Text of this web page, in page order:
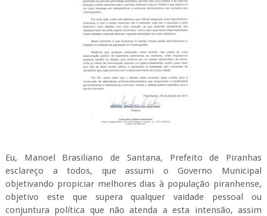
Eu, Manoel Brasiliano de Santana, Prefeito de Piranhas
esclareço a todos, que assumi o Governo Municipal
objetivando propiciar melhores dias à população piranhense,
objetivo este que supera qualquer vaidade pessoal ou
conjuntura política que não atenda a esta intensão, assim